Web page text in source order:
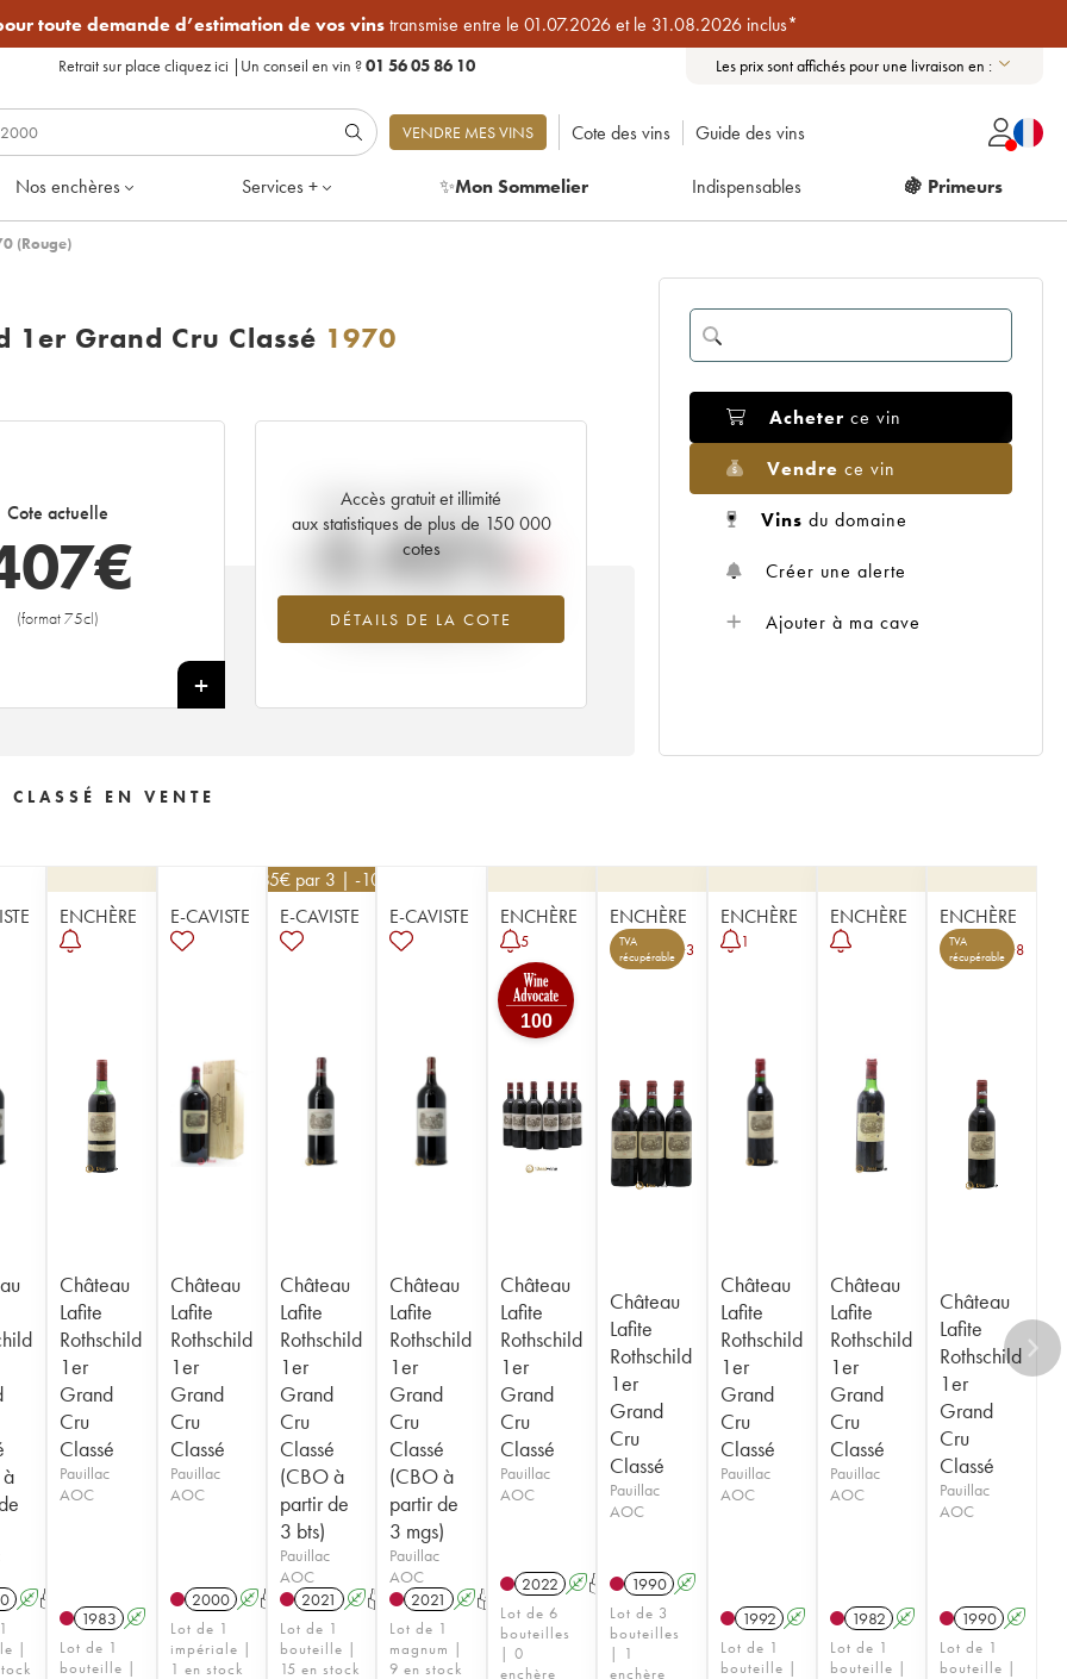
toute demande d’estimation de vos vinstransmise entre le 01.07.2026 et le 31.08.2026 inclus*
Retrait sur place cliquez ici | Un conseil en vin ?01 56 05 86 10 Les prix sont affichés pour une livraison en :
VENDRE MES VINS Cote des vins Guide des vins
Nos enchères Services + ✨Mon Sommelier Indispensables 🍇 Primeurs
(Rouge)
1er Grand Cru Classé 1970
Cote actuelle
€
(format 75cl)
+
Accès gratuit et illimité
aux statistiques de plus de 150 000
cotes
DÉTAILS DE LA COTE
Tendance actuelle de la cote
-2.42%
Tendance à la baisse du millésime 1970
en 2026 par rapport à 2025
Acheter ce vin
Vendre ce vin
Vins du domaine
Créer une alerte
Ajouter à ma cave
EN VENTE
AT
|
ENCHÈRE
Château
Lafite
Rothschild
1er
Grand
Cru
Classé
Pauillac
AOC
1983 A
Lot de 1
bouteille |
E-CAVISTE
Château
Lafite
Rothschild
1er
Grand
Cru
Classé
Pauillac
AOC
2000 AT
Lot de 1
impériale |
1 en stock
585€ par 3 | -10%
E-CAVISTE
Château
Lafite
Rothschild
1er
Grand
Cru
Classé
(CBO à
partir de
3 bts)
Pauillac
AOC
2021 AT
Lot de 1
bouteille |
15 en stock
E-CAVISTE
Château
Lafite
Rothschild
1er
Grand
Cru
Classé
(CBO à
partir de
3 mgs)
Pauillac
AOC
2021
AT
Lot de 1
magnum |
9 en stock
ENCHÈRE
5
100
Château
Lafite
Rothschild
1er
Grand
Cru
Classé
Pauillac
AOC
2022 AT
Lot de 6
bouteilles
| 0
enchère
ENCHÈRE
TVA
récupérable
3
Château
Lafite
Rothschild
1er
Grand
Cru
Classé
Pauillac
AOC
1990 A
Lot de 3
bouteilles
| 1
enchère
ENCHÈRE
1
Château
Lafite
Rothschild
1er
Grand
Cru
Classé
Pauillac
AOC
1992 A
Lot de 1
bouteille |
ENCHÈRE
Château
Lafite
Rothschild
1er
Grand
Cru
Classé
Pauillac
AOC
1982 A
Lot de 1
bouteille |
ENCHÈRE
TVA
récupérable
8
Château
Lafite
Rothschild
1er
Grand
Cru
Classé
Pauillac
AOC
1990 A
Lot de 1
bouteille |